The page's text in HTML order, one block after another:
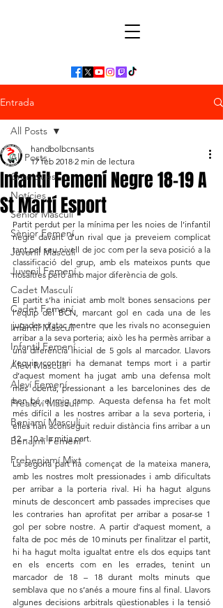
Entrada
All Posts
Cròniques
Notícies
Sènior Masculí
Sènior Femení
Juvenil Masculí
Juvenil Femení
Cadet Masculí
Cadet Femení
Infantil Masculí
Infantil Femení
Aleví Masculí
Aleví Femení
Prealeví Masculí
Benjamí Masculí
Benajmí Femení
Prebenjamí Mixt
All Posts
Infantil Femení Negre 18-19 A
St Martí Esport
handbolbcnsants
17 feb 2018 2 min de lectura
Partit perdut per la mínima per les noies de l’infantil
negre davant d’un rival que ja preveiem complicat
tant pel seu nivell de joc com per la seva posició a la
classificació del grup, amb els mateixos punts que
nosaltres però amb major diferència de gols.
El partit s’ha iniciat amb molt bones sensacions per
l’equip del BCN, marcant gol en cada una de les
jugades d’atac mentre que les rivals no aconseguien
arribar a la seva porteria; això les ha permès arribar a
una diferència inicial de 5 gols al marcador. Llavors
l’equip contrari ha demanat temps mort i a partir
d’aquest moment ha jugat amb una defensa molt
més oberta, pressionant a les barcelonines des de
ben bé el mig camp. Aquesta defensa ha fet molt
més difícil a les nostres arribar a la seva porteria, i
elles han aconseguit reduir distància fins arribar a un
12 – 10 a la mitja part.
La segona part ha començat de la mateixa manera,
amb les nostres molt pressionades i amb dificultats
per arribar a la porteria rival. Hi ha hagut alguns
minuts de desconcert amb passades imprecises que
les contraries han aprofitat per arribar a posar-se 1
gol per sobre nostre. A partir d’aquest moment, a
falta de poc més de 10 minuts per finalitzar el partit,
hi ha hagut molta igualtat entre els dos equips tant
en els encerts com en les errades, tenint un
marcador de 18 – 18 durant molts minuts que
semblava que no s’anés a moure fins al final. Llavors
algunes decisions arbitrals qüestionables i la tensió